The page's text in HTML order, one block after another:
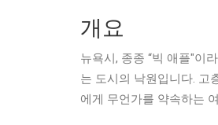
개요
뉴욕시, 종종 “빅 애플"이
는 도시의 낙원입니다. 고
에게 무언가를 약속하는